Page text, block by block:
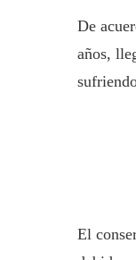
De
años,
El